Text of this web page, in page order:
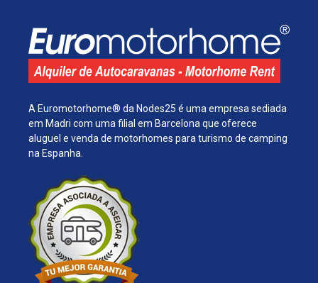
A Euromotorhome® da Nodes25 é uma empresa sediada
em Madri com uma filial em Barcelona que oferece
aluguel e venda de motorhomes para turismo de camping
na Espanha.